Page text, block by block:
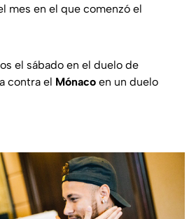
mes en el que comenzó el
el sábado en el duelo de
contra el Mónaco en un duelo